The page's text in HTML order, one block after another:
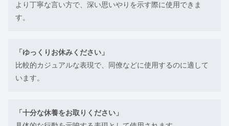
より丁寧な言い方で、深い思いやりを示す際に使用できま
す。
「ゆっくりお休みください」
比較的カジュアルな表現で、同僚などに使用するのに適して
います。
「十分な休養をお取りください」